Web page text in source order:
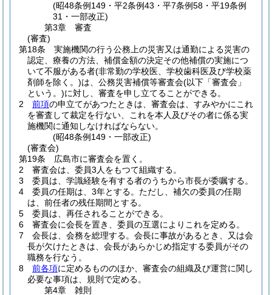
(昭48条例149・平2条例43・平7条例58・平19条例
31・一部改正)
第3章
審査
(審査)
第18条
実施機関の行う公務上の災害又は通勤による災害の
認定、療養の方法、補償金額の決定その他補償の実施につ
いて不服がある者(非常勤の学校医、学校歯科医及び学校薬
剤師を除く。)は、公務災害補償等審査会(以下「審査会」
という。)に対し、審査を申し立てることができる。
2
前項の申立てがあつたときは、審査会は、すみやかにこれ
を審査して裁定を行ない、これを本人及びその者に係る実
施機関に通知しなければならない。
(昭48条例149・一部改正)
(審査会)
第19条
広島市に審査会を置く。
2
審査会は、委員3人をもつて組織する。
3
委員は、学識経験を有する者のうちから市長が委嘱する。
4
委員の任期は、3年とする。 ただし、補欠の委員の任期
は、前任者の残任期間とする。
5
委員は、再任されることができる。
6
審査会に会長を置き、委員の互選によりこれを定める。
7
会長は、会務を総理する。 会長に事故があるとき、又は会
長が欠けたときは、会長があらかじめ指定する委員がその
職務を行なう。
8
前各項に定めるもののほか、審査会の組織及び運営に関し
必要な事項は、規則で定める。
第4章
雑則